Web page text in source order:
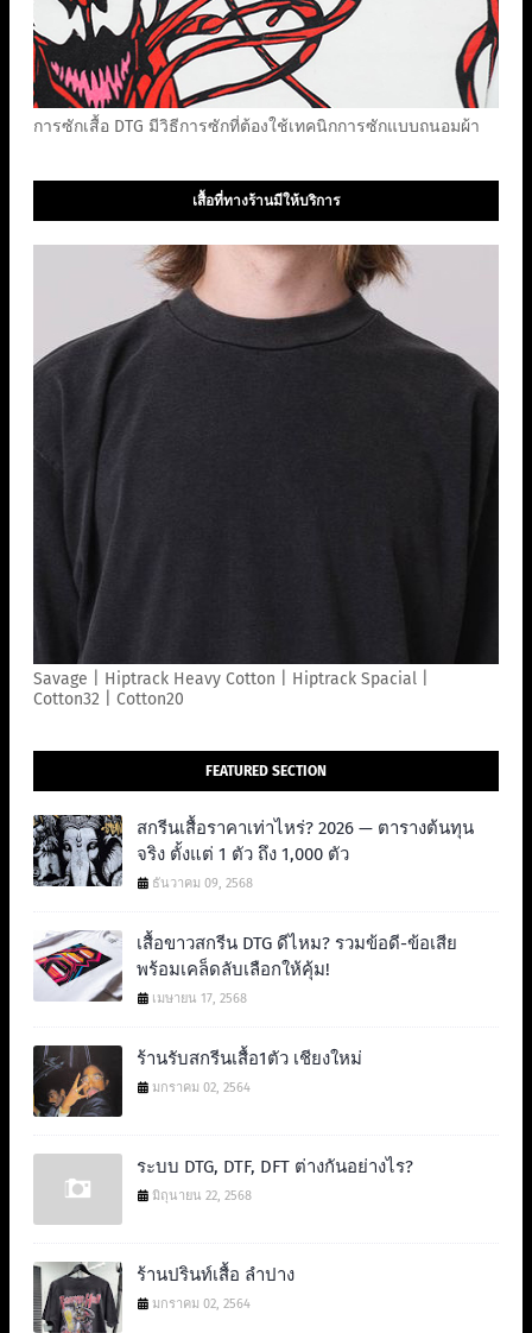
การซักเสื้อ DTG มีวิธีการซักที่ต้องใช้เทคนิกการซักแบบถนอมผ้า
เสื้อที่ทางร้านมีให้บริการ
Savage | Hiptrack Heavy Cotton | Hiptrack Spacial |
Cotton32 | Cotton20
FEATURED SECTION
สกรีนเสื้อราคาเท่าไหร่? 2026 — ตารางต้นทุน
จริง ตั้งแต่ 1 ตัว ถึง 1,000 ตัว
ธันวาคม 09, 2568
เสื้อขาวสกรีน DTG ดีไหม? รวมข้อดี-ข้อเสีย
พร้อมเคล็ดลับเลือกให้คุ้ม!
เมษายน 17, 2568
ร้านรับสกรีนเสื้อ1ตัว เชียงใหม่
มกราคม 02, 2564
ระบบ DTG, DTF, DFT ต่างกันอย่างไร?
มิถุนายน 22, 2568
ร้านปรินท์เสื้อ ลำปาง
มกราคม 02, 2564